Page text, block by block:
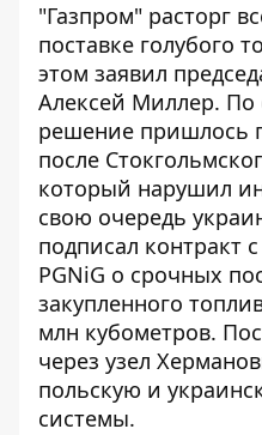
"Газпром" расторг
поставке голубого
этом заявил
Алексей Миллер. По
решение пришлось
после
который нарушил
свою очередь
подписал контракт
PGNiG о срочных
закупленного
млн кубометров.
через узел
польскую и
системы.